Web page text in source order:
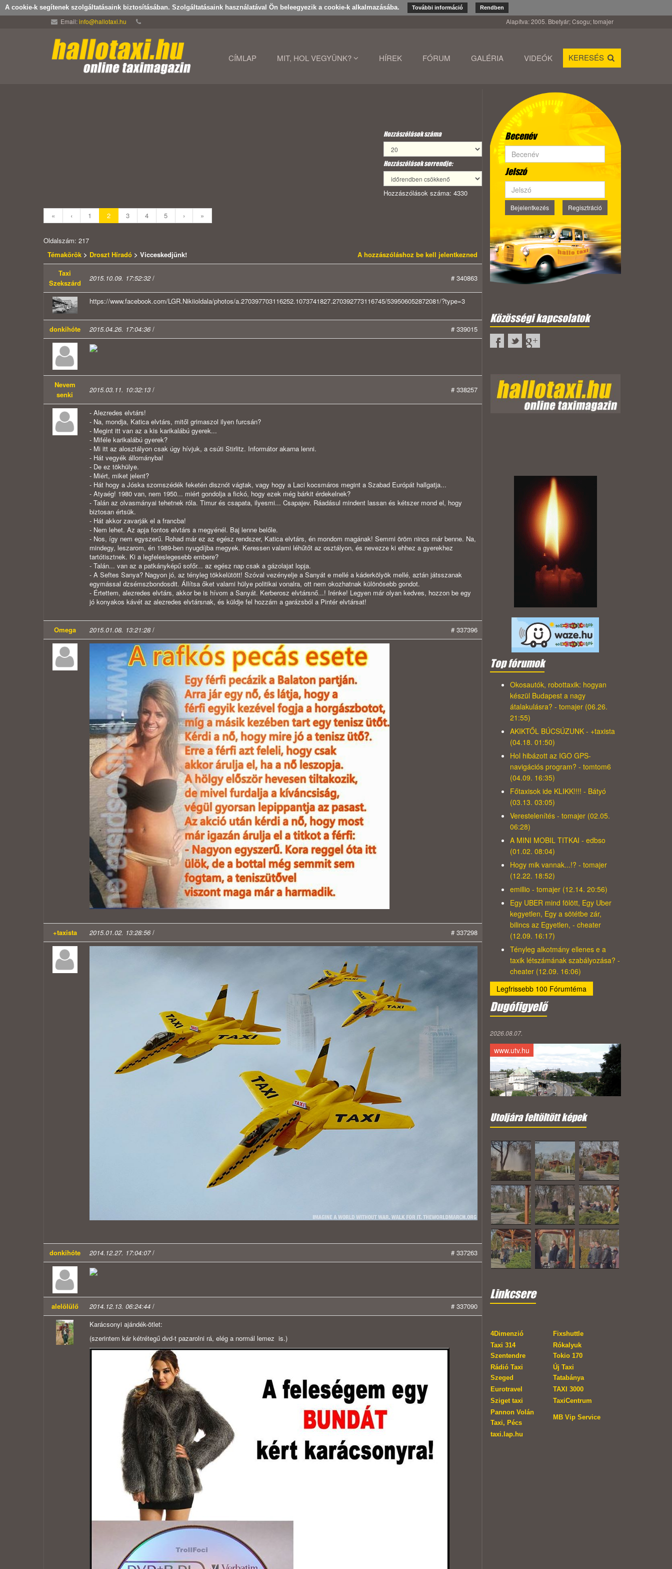
A cookie-k segítenek szolgáltatásaink biztosításában. Szolgáltatásaink használatával Ön beleegyezik a cookie-k alkalmazásába. További információ Rendben
Email:info@hallotaxi.hu Alapítva: 2005. Bbetyár; Csogu; tomajer
CÍMLAP MIT, HOL VEGYÜNK? HÍREK FÓRUM GALÉRIA VIDEÓK KERESÉS
Hozzászólások száma
Hozzászólások sorrendje:
Hozzászólások száma: 4330
« ‹ 1 2 3 4 5 › »
Oldalszám: 217
Témakörök > Droszt Híradó > Vicceskedjünk!
A hozzászóláshoz be kell jelentkezned
Taxi
Szekszárd
2015.10.09. 17:52:32/ # 340863
https://www.facebook.com/LGR.Nikiioldala/photos/a.270397703116252.1073741827.270392773116745/539506052872081/?type=3
donkihóte 2015.04.26. 17:04:36/ # 339015
Nevem
senki
2015.03.11. 10:32:13 / # 338257
- Alezredes elvtárs!
- Na, mondja, Katica elvtárs, mitől grimaszol ilyen furcsán?
- Megint itt van az a kis karikalábú gyerek...
- Miféle karikalábú gyerek?
- Mi itt az alosztályon csak úgy hívjuk, a csúti Stirlitz. Informátor akarna lenni.
- Hát vegyék állományba!
- De ez tökhülye.
- Miért, miket jelent?
- Hát hogy a Jóska szomszédék feketén disznót vágtak, vagy hogy a Laci kocsmáros megint a Szabad Európát hallgatja...
- Atyaég! 1980 van, nem 1950... miért gondolja a fickó, hogy ezek még bárkit érdekelnek?
- Talán az olvasmányai tehetnek róla. Timur és csapata, ilyesmi... Csapajev. Ráadásul mindent lassan és kétszer mond el, hogy
biztosan értsük.
- Hát akkor zavarják el a francba!
- Nem lehet. Az apja fontos elvtárs a megyénél. Baj lenne belőle.
- Nos, így nem egyszerű. Rohad már ez az egész rendszer, Katica elvtárs, én mondom magának! Semmi öröm nincs már benne. Na,
mindegy, leszarom, én 1989-ben nyugdíjba megyek. Keressen valami léhűtőt az osztályon, és nevezze ki ehhez a gyerekhez
tartótisztnek. Ki a legfeleslegesebb embere?
- Talán... van az a patkányképű sofőr... az egész nap csak a gázolajat lopja.
- A Seftes Sanya? Nagyon jó, az tényleg tökkelütött! Szóval vezényelje a Sanyát e mellé a káderkölyök mellé, aztán játsszanak
egymással dzsémszbondosdit. Állítsa őket valami hülye politikai vonalra, ott nem okozhatnak különösebb gondot.
- Értettem, alezredes elvtárs, akkor be is hívom a Sanyát. Kerberosz elvtársnő...! Irénke! Legyen már olyan kedves, hozzon be egy
jó konyakos kávét az alezredes elvtársnak, és küldje fel hozzám a garázsból a Pintér elvtársat!
Omega 2015.01.08. 13:21:28 / # 337396
+taxista 2015.01.02. 13:28:56/ # 337298
donkihóte 2014.12.27. 17:04:07/ # 337263
alelölülő 2014.12.13. 06:24:44 /
# 337090
Karácsonyi ajándék-ötlet:
(szerintem kár kétrétegű dvd-t pazarolni rá, elég a normál lemez is.)
Becenév
Jelszó
Bejelentkezés Regisztráció
Közösségi kapcsolatok
Top fórumok
Okosautók, robottaxik: hogyan
készül Budapest a nagy
átalakulásra? - tomajer (06.26.
21:55)
AKIKTŐL BÚCSÚZUNK - +taxista
(04.18. 01:50)
Hol hibázott az IGO GPS-
navigációs program? - tomtom6
(04.09. 16:35)
Főtaxisok ide KLIKK!!!! - Bátyó
(03.13. 03:05)
Verestelenítés - tomajer (02.05.
06:28)
A MINI MOBIL TITKAI - edbso
(01.02. 08:04)
Hogy mik vannak...!? - tomajer
(12.22. 18:52)
emillio - tomajer (12.14. 20:56)
Egy UBER mind fölött, Egy Uber
kegyetlen, Egy a sötétbe zár,
bilincs az Egyetlen, - cheater
(12.09. 16:17)
Tényleg alkotmány ellenes e a
taxik létszámának szabályozása? -
cheater (12.09. 16:06)
Legfrissebb 100 Fórumtéma
Dugófigyelő
2026.08.07.
www.utv.hu
Utoljára feltöltött képek
Linkcsere
4Dimenzió
Fixshuttle
Taxi 314
Szentendre
Rókalyuk
Tokio 170
Rádió Taxi
Szeged
Új Taxi
Tatabánya
Eurotravel
TAXI 3000
Sziget taxi
TaxiCentrum
Pannon Volán
Taxi, Pécs
MB Vip Service
taxi.lap.hu